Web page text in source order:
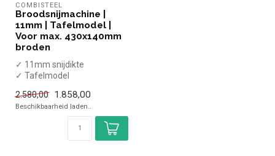
COMBISTEEL
Broodsnijmachine |
11mm | Tafelmodel |
Voor max. 430x140mm
broden
✓ 11mm snijdikte
✓ Tafelmodel
2.580,00
1.858,00
Beschikbaarheid laden..